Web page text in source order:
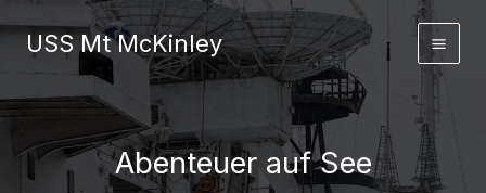
InhaltUSS Mt McKinley
Abenteuer auf See